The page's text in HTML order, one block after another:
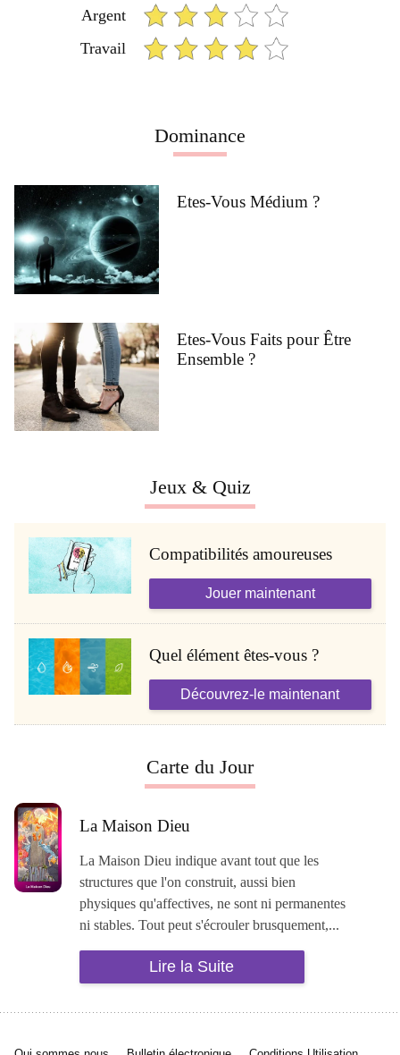
Argent
Travail
Dominance
Etes-Vous Médium ?
Etes-Vous Faits pour Être
Ensemble ?
Jeux & Quiz
Compatibilités amoureuses
Jouer maintenant
Quel élément êtes-vous ?
Découvrez-le maintenant
Carte du Jour
La Maison Dieu
La Maison Dieu indique avant tout que les
structures que l'on construit, aussi bien
physiques qu'affectives, ne sont ni permanentes
ni stables. Tout peut s'écrouler brusquement,...
Lire la Suite